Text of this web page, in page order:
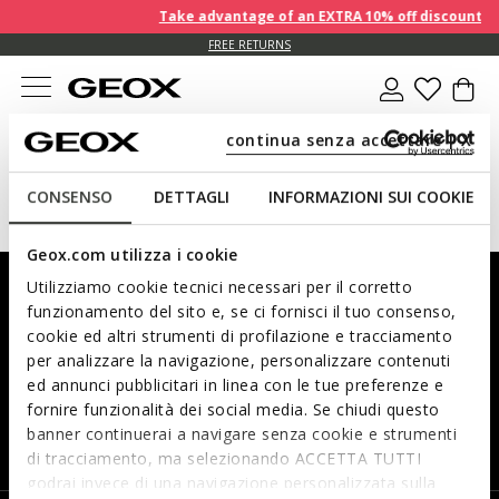
CONSENSO DETTAGLI INFORMAZIONI SUI COOKIE
Geox.com utilizza i cookie
Utilizziamo cookie tecnici necessari per il corretto
funzionamento del sito e, se ci fornisci il tuo consenso,
cookie ed altri strumenti di profilazione e tracciamento
per analizzare la navigazione, personalizzare contenuti
ed annunci pubblicitari in linea con le tue preferenze e
fornire funzionalità dei social media. Se chiudi questo
banner continuerai a navigare senza cookie e strumenti
di tracciamento, ma selezionando ACCETTA TUTTI
godrai invece di una navigazione personalizzata sulla
continua senza accettare | X
Take advantage of an EXTRA 10% off discount
FREE RETURNS
GADGET
Sign up for our newsletter: you will instantly receive a 10%
welcome discount.
Prefer not to say Woman
Man
I have read and understood